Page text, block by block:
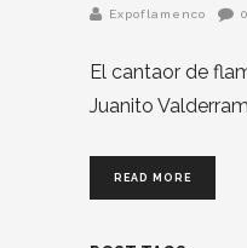
Expoflamenco 0
El cantaor de
Juanito
READ MORE